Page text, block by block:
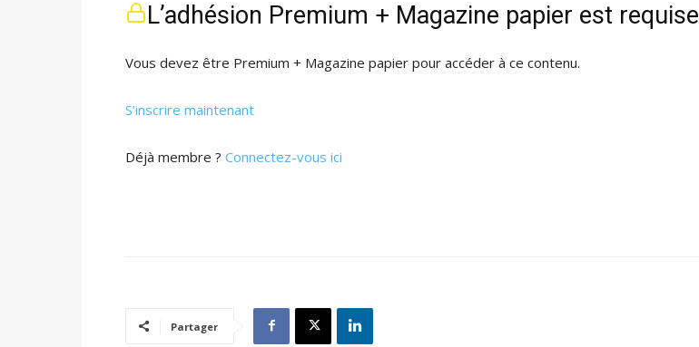
L’adhésion Premium + Magazine papier est requise
Vous devez être Premium + Magazine papier pour accéder à ce contenu.
S’inscrire maintenant
Déjà membre ? Connectez-vous ici
Partager